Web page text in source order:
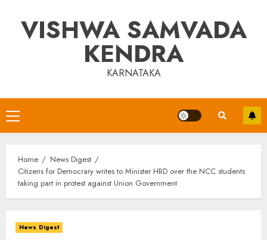
contentVISHWA SAMVADA
KENDRA
KARNATAKA
Primary
Menu
Home
News Digest
Citizens for Democrary writes to Minister HRD over the NCC students
taking part in protest against Union Government
News Digest